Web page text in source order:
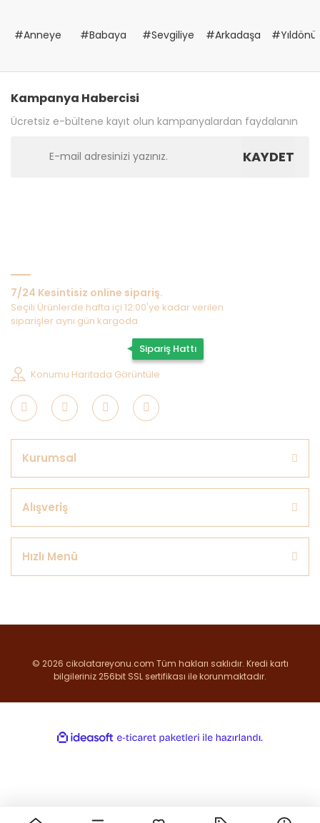
#Anneye #Babaya #Sevgiliye #Arkadaşa
Kampanya Habercisi
Ücretsiz e-bültene kayıt olun kampanyalardan faydalanın
KAYDET
7/24 Kesintisiz online sipariş.
Seçili Ürünlerde hafta içi 12:00'ye kadar verilen
siparişler aynı gün kargoda
Sipariş Hattı
Konumu Haritada Görüntüle
Kurumsal
Alışveriş
Hızlı Menü
© 2026 cikolatareyonu.com Tüm hakları saklıdır. Kredi kartı
bilgileriniz 256bit SSL sertifikası ile korunmaktadır.
ideasoft
e-